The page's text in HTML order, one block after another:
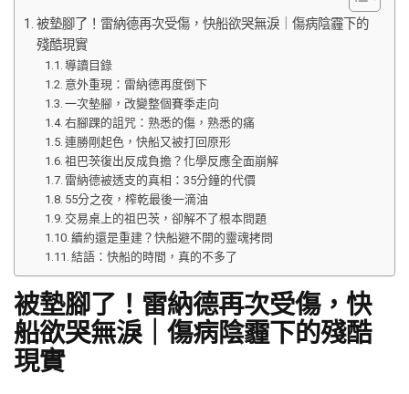
被墊腳了！雷納德再次受傷，快船欲哭無淚｜傷病陰霾下的
殘酷現實
導讀目錄
意外重現：雷納德再度倒下
一次墊腳，改變整個賽季走向
右腳踝的詛咒：熟悉的傷，熟悉的痛
連勝剛起色，快船又被打回原形
祖巴茨復出反成負擔？化學反應全面崩解
雷納德被透支的真相：35分鐘的代價
55分之夜，榨乾最後一滴油
交易桌上的祖巴茨，卻解不了根本問題
續約還是重建？快船避不開的靈魂拷問
結語：快船的時間，真的不多了
被墊腳了！雷納德再次受傷，快
船欲哭無淚｜傷病陰霾下的殘酷
現實